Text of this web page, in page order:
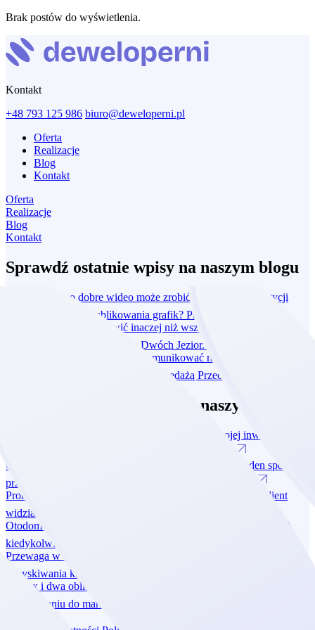
Brak postów do wyświetlenia.
Kontakt
+48 793 125 986 biuro@deweloperni.pl
Oferta
Realizacje
Blog
Kontakt
Oferta
Realizacje
Blog
Kontakt
Sprawdź ostatnie wpisy na naszym blogu
Dlaczego jedno dobre wideo może zrobić dla Twojej inwestycji
więcej niż miesiąc publikowania grafik? Przeczytaj
O naturze potrafimy mówić inaczej niż wszyscy. Jak jeden spot
przerodził się w kampanię dla Dwóch Jezior.
Promocja czy desperacja? Jak komunikować rabaty, żeby klient
widział okazję, a nie problem ze sprzedażą Przeczytaj
Sprawdź ostatnie wpisy na naszym blogu
Dlaczego jedno dobre wideo może zrobić dla Twojej inwestycji
O naturze potrafimy mówić inaczej niż wszyscy. Jak jeden spot
przerodził się w kampanię dla Dwóch Jezior.
Promocja czy desperacja? Jak komunikować rabaty, żeby klient
widział okazję, a nie problem ze sprzedażą
Otodom zmienia zasady gry. Dlaczego deweloperzy bardziej niż
kiedykolwiek potrzebują własnego marketingu?
Przewaga w czasach jawności cen: jak Vue Estate zmienia sposób
pozyskiwania klientów?
Dantex i dwa oblicza rebrandingu: lekcja o sile emocji i
przywiązaniu do marki